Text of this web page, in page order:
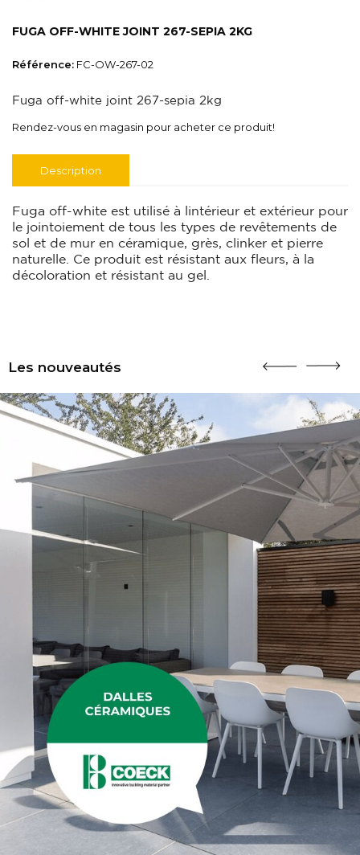
FUGA OFF-WHITE JOINT 267-SEPIA 2KG
Référence: FC-OW-267-02
Fuga off-white joint 267-sepia 2kg
Rendez-vous en magasin pour acheter ce produit!
Description
Fuga off-white est utilisé à lintérieur et extérieur pour
le jointoiement de tous les types de revêtements de
sol et de mur en céramique, grès, clinker et pierre
naturelle. Ce produit est résistant aux fleurs, à la
décoloration et résistant au gel.
Les nouveautés